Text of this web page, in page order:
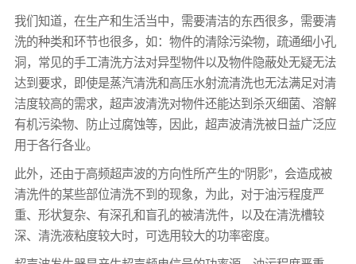
我们知道，在生产和生活当中，需要清洁的东西很多，需要清
洗的种类和环节也很多，如：物件的清除污染物，疏通细小孔
洞，常见的手工清洗方法对异型物件以及物件隐蔽处无疑无法
达到要求，即使是蒸汽清洗和高压水射流清洗也无法满足对清
洁度较高的需求，超声波清洗对物件还能达到杀灭细菌、溶解
有机污染物、防止过腐蚀等，因此，超声波清洗被日益广泛应
用于各行各业。
此外，还由于高频超声波的方向性所产生的“阴影”，会造成被
清洗件的某些部位清洗不到的现象，为此，对于油污程度严
重、形状复杂、有深孔和盲孔的被清洗件，以及在清洗槽较
深、清洗液粘度较大时，可选用较大的功率密度。